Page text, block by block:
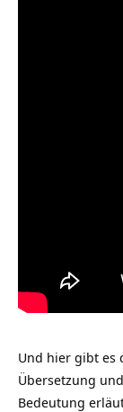
Und hier gibt es
Übersetzung
Bedeutung